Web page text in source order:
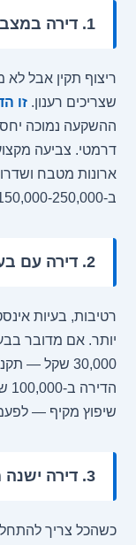
1. דירה במצב סביר עם "עייפות" קוסמטית
ריצוף תקין אבל
שצריכים רענון.זו
דרמטי. צביעה
ארונות מטבח
ב-150,000-250,000 שקל.
2. דירה עם בעיות תשתית
רטיבות, בעיות
30,000 שקל —
שיפוץ מקיף —
3. דירה ישנה מאוד שדורשת שיפוץ כולל
כשהכל צריך